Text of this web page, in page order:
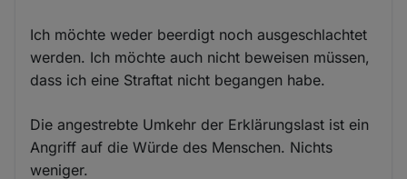
Ich möchte weder beerdigt noch ausgeschlachtet
werden. Ich möchte auch nicht beweisen müssen,
dass ich eine Straftat nicht begangen habe.
Die angestrebte Umkehr der Erklärungslast ist ein
Angriff auf die Würde des Menschen. Nichts
weniger.